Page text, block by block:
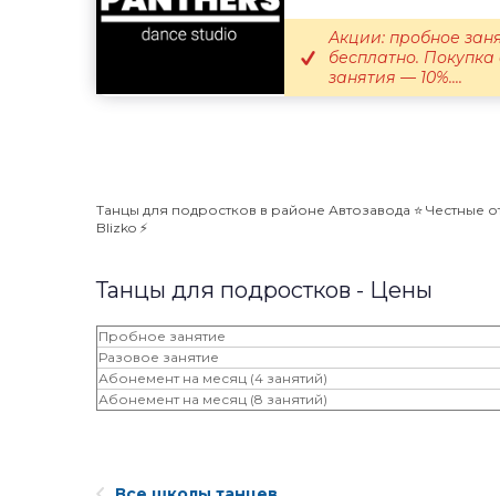
Акции: пробное
бесплатно.
занятия — 10%....
Танцы для подростков в районе Автозавода ⭐️
Blizko ⚡️
Танцы для подростков - Цены
Пробное занятие
Разовое занятие
Абонемент на месяц (4 занятий)
Абонемент на месяц (8 занятий)